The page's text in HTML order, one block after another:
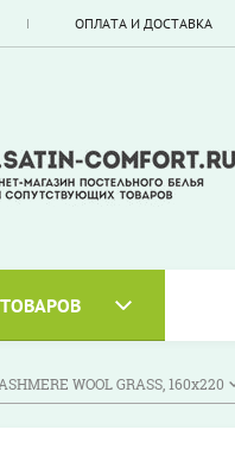
ОПЛАТА И ДОСТАВКА
WOOL GRASS, 160х220